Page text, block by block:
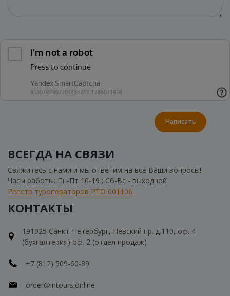
Написать
ВСЕГДА НА СВЯЗИ
Свяжитесь с нами и мы ответим на все Ваши вопросы!
Часы работы: Пн-Пт 10-19 ; Сб-Вс - выходной
Реестр туроператоров РТО 001106
КОНТАКТЫ
191025 Санкт-Петербург, Невский пр. д.110, оф. 4
(бухгалтерия) оф. 2 (отдел продаж)
+7 (812) 509-60-89
order@intours.online